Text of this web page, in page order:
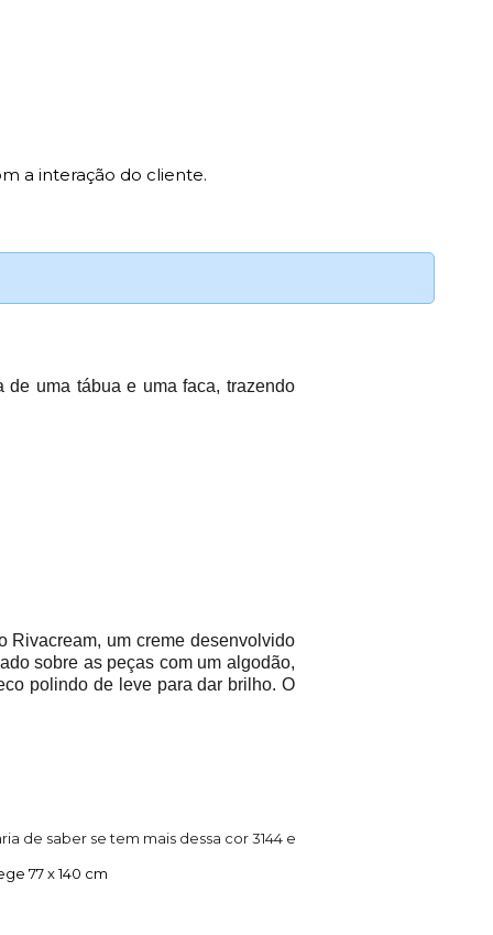
a interação do cliente.
uma tábua e uma faca, trazendo
Rivacream, um creme desenvolvido
sobre as peças com um algodão,
polindo de leve para dar brilho. O
de saber se tem mais dessa cor 3144 e
77 x 140 cm